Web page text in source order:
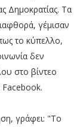
Δημοκρατίας. Τα
γέμισαν
το κύπελλο,
δεν
στο βίντεο
Facebook.
γράφει: "Το